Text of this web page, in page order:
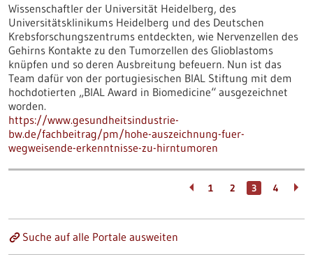
Wissenschaftler der Universität Heidelberg, des
Universitätsklinikums Heidelberg und des Deutschen
Krebsforschungszentrums entdeckten, wie Nervenzellen des
Gehirns Kontakte zu den Tumorzellen des Glioblastoms
knüpfen und so deren Ausbreitung befeuern. Nun ist das
Team dafür von der portugiesischen BIAL Stiftung mit dem
hochdotierten „BIAL Award in Biomedicine“ ausgezeichnet
worden.
https://www.gesundheitsindustrie-
bw.de/fachbeitrag/pm/hohe-auszeichnung-fuer-
wegweisende-erkenntnisse-zu-hirntumoren
1 2 3 4
Suche auf alle Portale ausweiten